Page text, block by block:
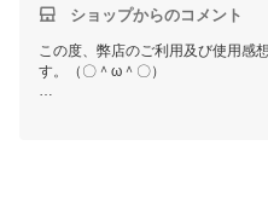
ショップからのコメント
この度、弊店のご利用及び使用感
す。（〇＾ω＾〇）
ご多用にもかかわらず、丁寧なご
お買い上げ商品は少しでもお客様
これからもまた何がございました